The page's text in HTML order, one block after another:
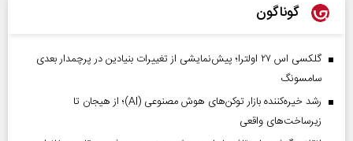
گوناگون
گلکسی اس ۲۷ اولترا؛ پیش‌نمایشی از تغییرات بنیادین در پرچمدار بعدی
سامسونگ
رشد خیره‌کننده بازار توکن‌های هوش مصنوعی (AI)؛ از هیجان تا
زیرساخت‌های واقعی